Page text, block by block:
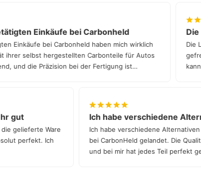
Einkäufe bei Carbonheld
bei Carbonheld haben mich wirklich
selbst hergestellten Carbonteile für Autos
die Präzision bei der Fertigung ist
Die
Die
gefreut
kann
sehr gut
die gelieferte Ware
absolut perfekt. Ich
Ich habe verschiedene
Ich habe verschiedene
bei CarbonHeld gelandet. Die
und bei mir hat jedes Teil